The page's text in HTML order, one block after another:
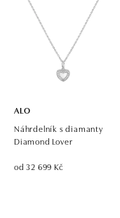
ALO diamonds
Pribinova 8, 811 09
tel.: +421 917 090
dnes otevřeno do
ALO
Náhrdelník s diamanty
Diamond Lover
od 32 699 Kč